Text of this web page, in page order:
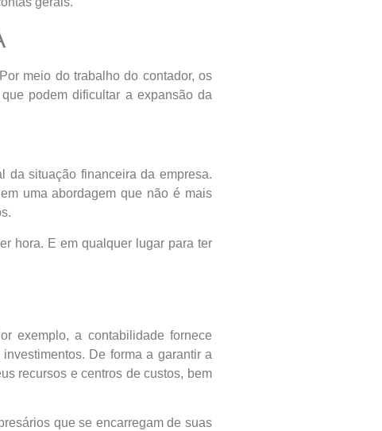
meio do trabalho do contador, os
podem dificultar a expansão da
da situação financeira da empresa.
uma abordagem que não é mais
hora. E em qualquer lugar para ter
exemplo, a contabilidade fornece
De forma a garantir a
recursos e centros de custos, bem
que se encarregam de suas